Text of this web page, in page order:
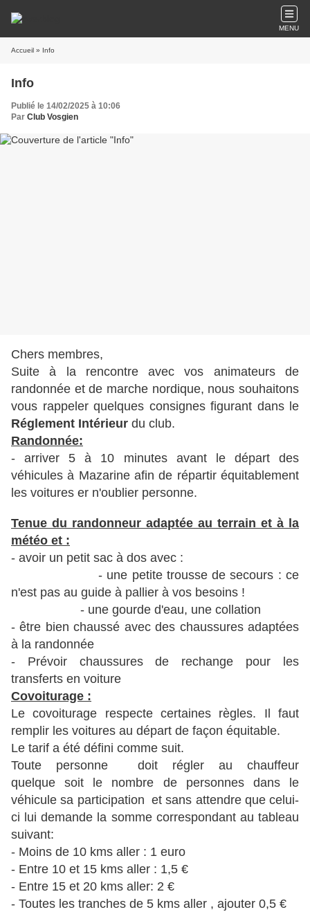
MENU
Accueil » Info
Info
Publié le 14/02/2025 à 10:06
Par Club Vosgien
Chers membres,
Suite à la rencontre avec vos animateurs de
randonnée et de marche nordique, nous souhaitons
vous rappeler quelques consignes figurant dans le
Réglement Intérieur du club.
Randonnée:
- arriver 5 à 10 minutes avant le départ des
véhicules à Mazarine afin de répartir équitablement
les voitures er n'oublier personne.
Tenue du randonneur adaptée au terrain et à la
météo et :
- avoir un petit sac à dos avec :
- une petite trousse de secours : ce
n'est pas au guide à pallier à vos besoins !
- une gourde d'eau, une collation
- être bien chaussé avec des chaussures adaptées
à la randonnée
- Prévoir chaussures de rechange pour les
transferts en voiture
Covoiturage :
Le covoiturage respecte certaines règles. Il faut
remplir les voitures au départ de façon équitable.
Le tarif a été défini comme suit.
Toute personne doit régler au chauffeur
quelque soit le nombre de personnes dans le
véhicule sa participation et sans attendre que celui-
ci lui demande la somme correspondant au tableau
suivant:
- Moins de 10 kms aller : 1 euro
- Entre 10 et 15 kms aller : 1,5 €
- Entre 15 et 20 kms aller: 2 €
- Toutes les tranches de 5 kms aller , ajouter 0,5 €